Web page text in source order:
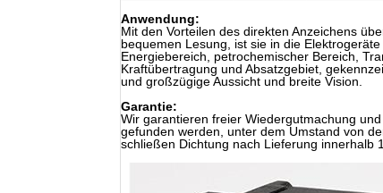
Anwendung:
Mit den Vorteilen des direkten Anzeichens
bequemen Lesung, ist sie in die
Energiebereich, petrochemischer Bereich,
Kraftübertragung und Absatzgebiet,
und großzügige Aussicht und breite Vision.
Garantie:
Wir garantieren freier Wiedergutmachung
gefunden werden, unter dem Umstand von
schließen Dichtung nach Lieferung innerhalb